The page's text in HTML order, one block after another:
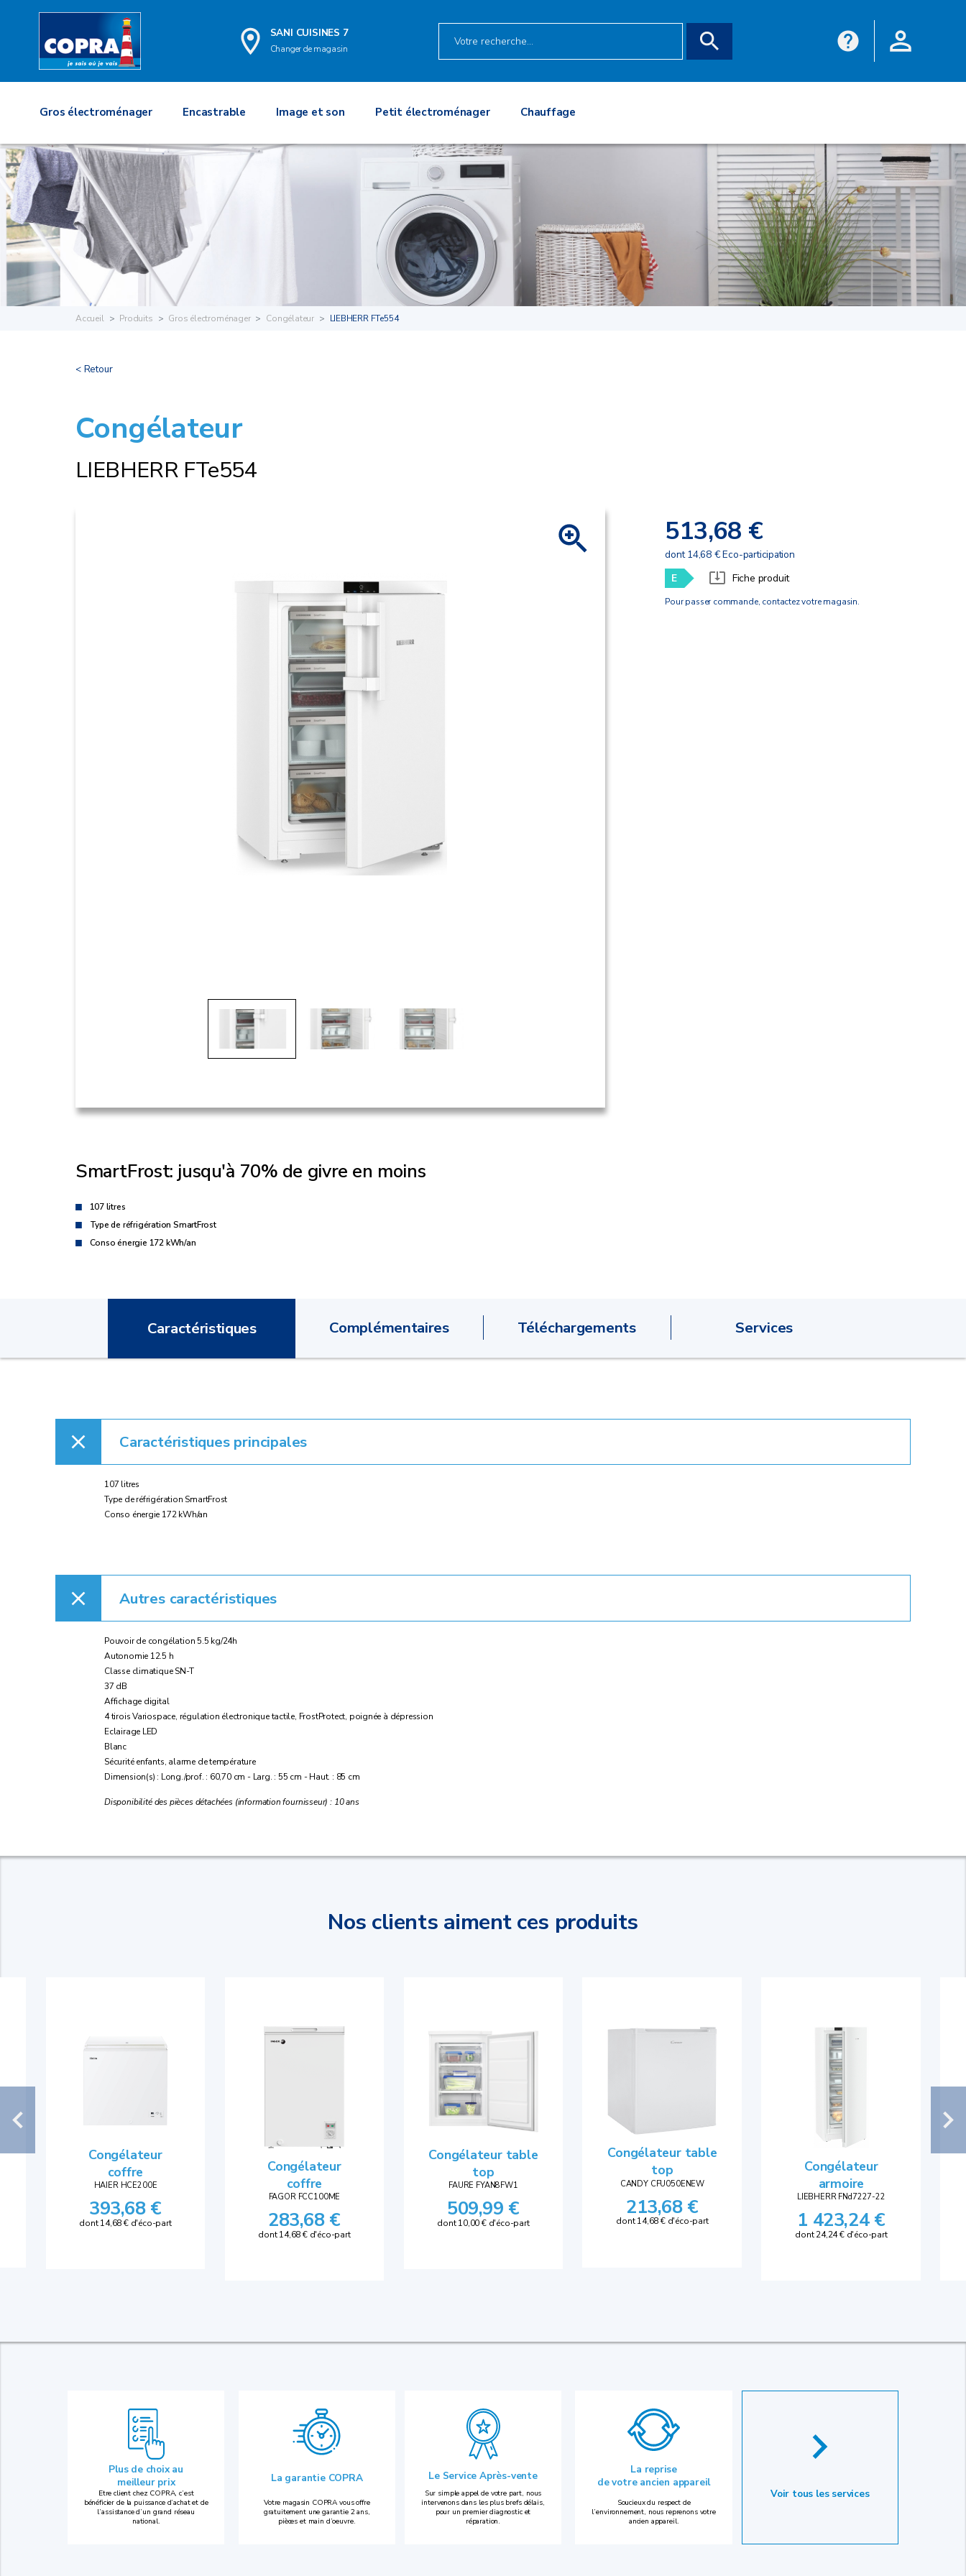
SANI CUISINES 7
Changer de magasin
Gros électroménager Encastrable Image et son Petit électroménager Chauffage
Accueil Produits Gros électroménager Congélateur LIEBHERR FTe554
< Retour
Congélateur
LIEBHERR FTe554
513,68 €
dont 14,68 € Eco-participation
E
Fiche produit
Pour passer commande, contactez votre magasin.
SmartFrost: jusqu'à 70% de givre en moins
107 litres
Type de réfrigération SmartFrost
Conso énergie 172 kWh/an
Caractéristiques Complémentaires Téléchargements Services
Caractéristiques principales
107 litres
Type de réfrigération SmartFrost
Conso énergie 172 kWh/an
Autres caractéristiques
Pouvoir de congélation 5.5 kg/24h
Autonomie 12.5 h
Classe climatique SN-T
37 dB
Affichage digital
4 tirois Variospace, régulation électronique tactile, FrostProtect, poignée à dépression
Eclairage LED
Blanc
Sécurité enfants, alarme de température
Dimension(s) : Long./prof. : 60,70 cm - Larg. : 55 cm - Haut. : 85 cm
Disponibilité des pièces détachées (information fournisseur) : 10 ans
Nos clients aiment ces produits
Congélateur
coffre
HAIER HCE200E
393,68 €
dont 14,68 € d'éco-part
Congélateur
coffre
FAGOR FCC100ME
283,68 €
dont 14,68 € d'éco-part
Congélateur table
top
FAURE FYAN8FW1
509,99 €
dont 10,00 € d'éco-part
Congélateur table
top
CANDY CFU050ENEW
213,68 €
dont 14,68 € d'éco-part
Congélateur
armoire
LIEBHERR FNd7227-22
1 423,24 €
dont 24,24 € d'éco-part
Plus de choix au
meilleur prix
Etre client chez COPRA, c’est
bénéficier de la puissance d’achat et de
l’assistance d’un grand réseau
national.
La garantie COPRA
Votre magasin COPRA vous offre
gratuitement une garantie 2 ans,
pièces et main d’oeuvre.
Le Service Après-vente
Sur simple appel de votre part, nous
intervenons dans les plus brefs délais,
pour un premier diagnostic et
réparation.
La reprise
de votre ancien appareil
Soucieux du respect de
l’environnement, nous reprenons votre
ancien appareil.
Voir tous les services